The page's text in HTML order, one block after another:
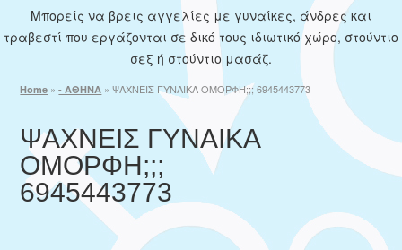
Μπορείς να βρεις αγγελίες με γυναίκες, άνδρες και
τραβεστί που εργάζονται σε δικό τους ιδιωτικό χώρο, στούντιο
σεξ ή στούντιο μασάζ.
Home » - ΑΘΗΝΑ » ΨΑΧΝΕΙΣ ΓΥΝΑΙΚΑ ΟΜΟΡΦΗ;;; 6945443773
ΨΑΧΝΕΙΣ ΓΥΝΑΙΚΑ
ΟΜΟΡΦΗ;;;
6945443773